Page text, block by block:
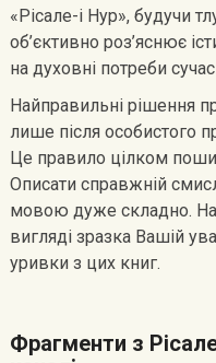
«Рісале-і Нур», будучи
об’єктивно роз’яснює
на духовні потреби
Найправильні рішення
лише після особистого
Це правило цілком
Описати справжній
мовою дуже складно.
вигляді зразка Вашій
уривки з цих книг.
Фрагменти з